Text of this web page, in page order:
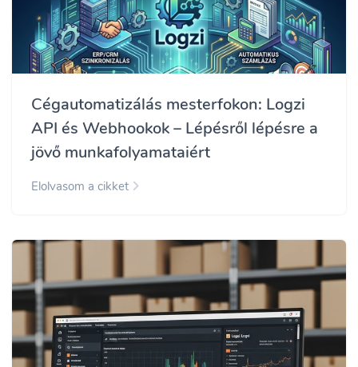
Cégautomatizálás mesterfokon: Logzi
API és Webhookok – Lépésről lépésre a
jövő munkafolyamataiért
Elolvasom a cikket